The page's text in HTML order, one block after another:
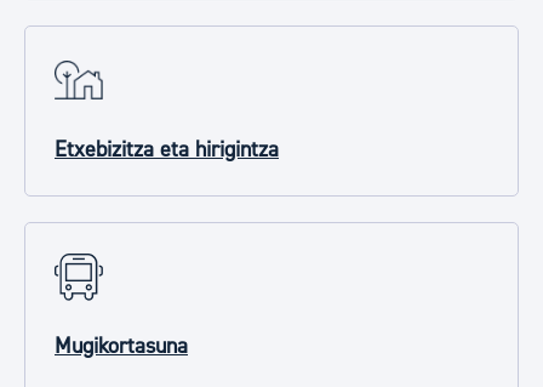
Etxebizitza eta hirigintza
Mugikortasuna